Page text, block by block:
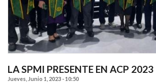
LA SPMI PRESENTE EN ACP 2023
Jueves, Junio 1, 2023 - 10:50